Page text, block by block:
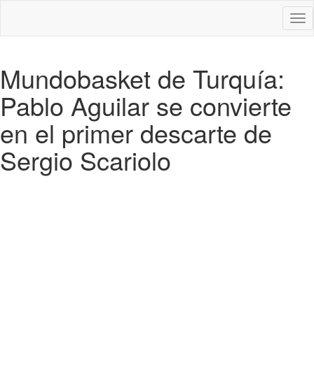
Mundobasket de Turquía:
Pablo Aguilar se convierte
en el primer descarte de
Sergio Scariolo